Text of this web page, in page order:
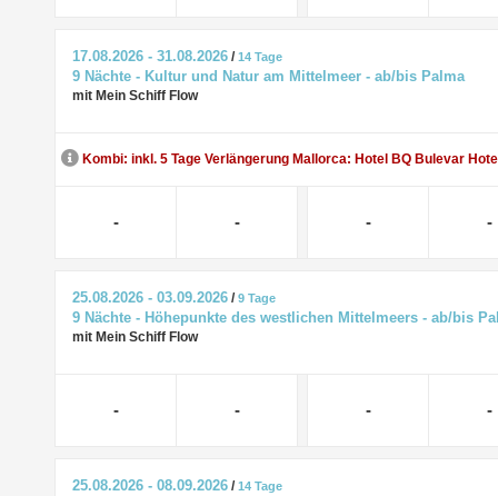
17.08.2026 - 31.08.2026 /14 Tage
9 Nächte - Kultur und Natur am Mittelmeer - ab/bis Palma
mit Mein Schiff Flow
Kombi: inkl. 5 Tage Verlängerung Mallorca: Hotel BQ Bulevar
- - - -
25.08.2026 - 03.09.2026 /9 Tage
9 Nächte - Höhepunkte des westlichen Mittelmeers - ab/bis
mit Mein Schiff Flow
- - - -
25.08.2026 - 08.09.2026 /14 Tage